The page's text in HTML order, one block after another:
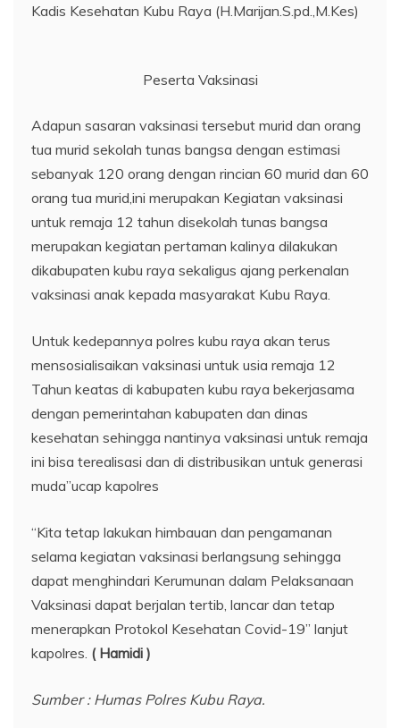
Kadis Kesehatan Kubu Raya (H.Marijan.S.pd.,M.Kes)
Peserta Vaksinasi
Adapun sasaran vaksinasi tersebut murid dan orang
tua murid sekolah tunas bangsa dengan estimasi
sebanyak 120 orang dengan rincian 60 murid dan 60
orang tua murid,ini merupakan Kegiatan vaksinasi
untuk remaja 12 tahun disekolah tunas bangsa
merupakan kegiatan pertaman kalinya dilakukan
dikabupaten kubu raya sekaligus ajang perkenalan
vaksinasi anak kepada masyarakat Kubu Raya.
Untuk kedepannya polres kubu raya akan terus
mensosialisaikan vaksinasi untuk usia remaja 12
Tahun keatas di kabupaten kubu raya bekerjasama
dengan pemerintahan kabupaten dan dinas
kesehatan sehingga nantinya vaksinasi untuk remaja
ini bisa terealisasi dan di distribusikan untuk generasi
muda”ucap kapolres
“Kita tetap lakukan himbauan dan pengamanan
selama kegiatan vaksinasi berlangsung sehingga
dapat menghindari Kerumunan dalam Pelaksanaan
Vaksinasi dapat berjalan tertib, lancar dan tetap
menerapkan Protokol Kesehatan Covid-19” lanjut
kapolres. ( Hamidi )
Sumber : Humas Polres Kubu Raya.